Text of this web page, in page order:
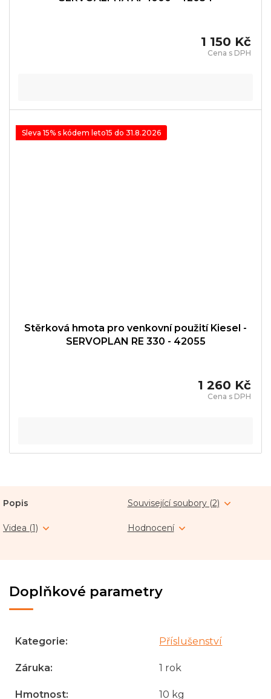
1 150 Kč
Sleva 15% s kódem leto15 do 31.8.2026
Stěrková hmota pro venkovní použití Kiesel -
SERVOPLAN RE 330 - 42055
1 260 Kč
Popis Související soubory (2)
Videa (1) Hodnocení
Doplňkové parametry
Kategorie: Příslušenství
Záruka: 1 rok
Hmotnost: 10 kg